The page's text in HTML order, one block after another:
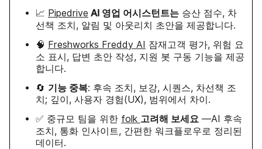
📈 Pipedrive AI 영업 어시스턴트는 승산 점수, 차
선책 조치, 알림 및 아웃리치 초안을 제공합니다.
🧠 Freshworks Freddy AI 잠재고객 평가, 위험 요
소 표시, 답변 초안 작성, 지원 봇 구동 기능을 제공
합니다.
🔄 기능 중복: 후속 조치, 보강, 시퀀스, 차선책 조
치; 깊이, 사용자 경험(UX), 범위에서 차이.
✅ 중규모 팀을 위한 folk 고려해 보세요 —AI 후속
조치, 통화 인사이트, 간편한 워크플로우로 정리된
데이터.